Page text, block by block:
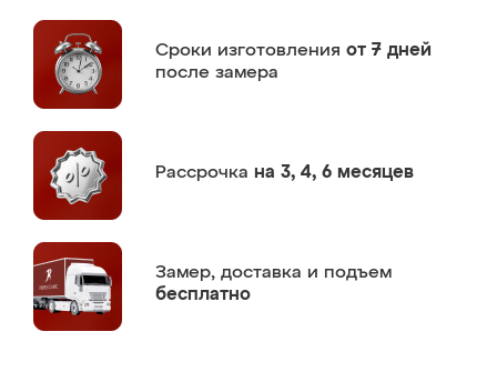
Сроки изготовления от 7 дней
после замера
Рассрочка на 3, 4, 6 месяцев
Замер, доставка и подъем
бесплатно